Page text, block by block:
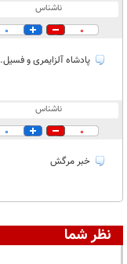
ناشناس
0
0
پادشاه آلزایمری و فسیل.
ناشناس
0
0
خبر مرگش
نظر شما